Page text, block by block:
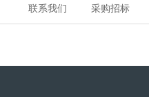
联系我们
采购招标